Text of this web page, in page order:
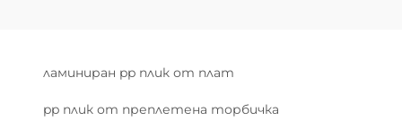
ламиниран pp плик от плат
pp плик от преплетена торбичка